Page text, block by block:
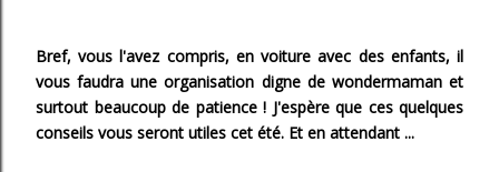
Bref, vous l'avez compris, en voiture avec des enfants, il
vous faudra une organisation digne de wondermaman et
surtout beaucoup de patience ! J'espère que ces quelques
conseils vous seront utiles cet été. Et en attendant ...